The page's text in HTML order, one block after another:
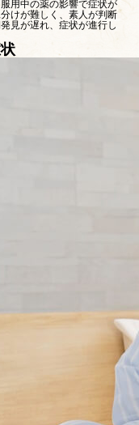
用中の薬の影響で症状が
けが難しく、素人が判断
見が遅れ、症状が進行し